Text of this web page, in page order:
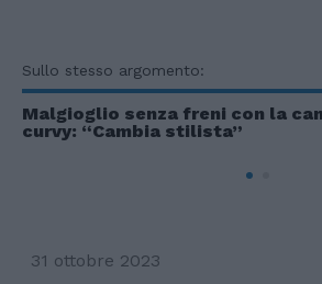
Sullo stesso argomento:
Malgioglio senza freni con la
curvy: “Cambia stilista”
31 ottobre 2023